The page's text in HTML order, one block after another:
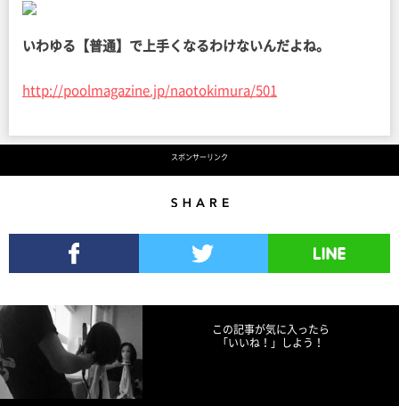
いわゆる【普通】で上手くなるわけないんだよね。
http://poolmagazine.jp/naotokimura/501
スポンサーリンク
この記事が気に入ったら
「いいね！」しよう！